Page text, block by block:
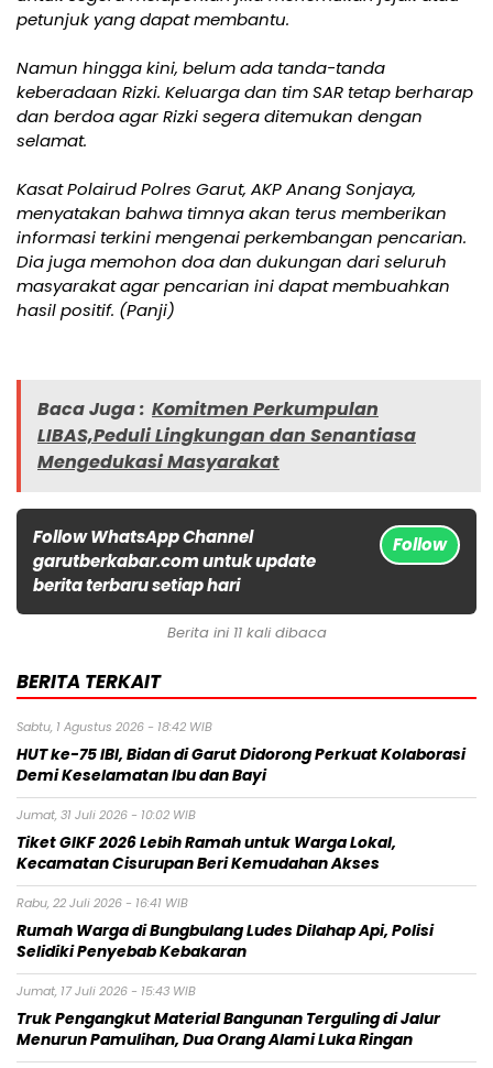
petunjuk yang dapat membantu.
Namun hingga kini, belum ada tanda-tanda
keberadaan Rizki. Keluarga dan tim SAR tetap berharap
dan berdoa agar Rizki segera ditemukan dengan
selamat.
Kasat Polairud Polres Garut, AKP Anang Sonjaya,
menyatakan bahwa timnya akan terus memberikan
informasi terkini mengenai perkembangan pencarian.
Dia juga memohon doa dan dukungan dari seluruh
masyarakat agar pencarian ini dapat membuahkan
hasil positif. (Panji)
Baca Juga : Komitmen Perkumpulan
LIBAS,Peduli Lingkungan dan Senantiasa
Mengedukasi Masyarakat
Follow WhatsApp Channel
garutberkabar.com untuk update
berita terbaru setiap hari
Follow
Berita ini 11 kali dibaca
BERITA TERKAIT
Sabtu, 1 Agustus 2026 - 18:42 WIB
HUT ke-75 IBI, Bidan di Garut Didorong Perkuat Kolaborasi
Demi Keselamatan Ibu dan Bayi
Jumat, 31 Juli 2026 - 10:02 WIB
Tiket GIKF 2026 Lebih Ramah untuk Warga Lokal,
Kecamatan Cisurupan Beri Kemudahan Akses
Rabu, 22 Juli 2026 - 16:41 WIB
Rumah Warga di Bungbulang Ludes Dilahap Api, Polisi
Selidiki Penyebab Kebakaran
Jumat, 17 Juli 2026 - 15:43 WIB
Truk Pengangkut Material Bangunan Terguling di Jalur
Menurun Pamulihan, Dua Orang Alami Luka Ringan